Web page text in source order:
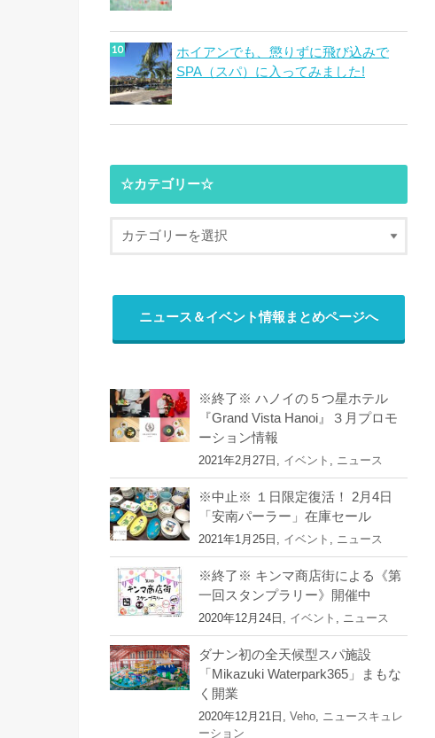
ホイアンでも、懲りずに飛び込みで
SPA（スパ）に入ってみました!
☆カテゴリー☆
ニュース＆イベント情報まとめページへ
※終了※ ハノイの５つ星ホテル
『Grand Vista Hanoi』３月プロモ
ーション情報
2021年2月27日, イベント ニュース
※中止※ １日限定復活！ 2月4日
「安南パーラー」在庫セール
2021年1月25日, イベント ニュース
※終了※ キンマ商店街による《第
一回スタンプラリー》開催中
2020年12月24日, イベント ニュース
ダナン初の全天候型スパ施設
「Mikazuki Waterpark365」まもな
く開業
2020年12月21日, Veho
ニュースキュレ
ーション